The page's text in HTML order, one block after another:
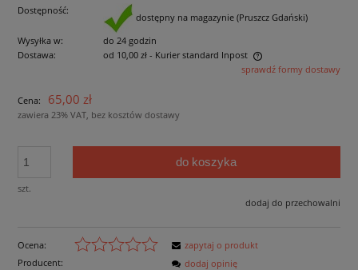
Dostępność:
dostępny na magazynie (Pruszcz Gdański)
Wysyłka w:
do 24 godzin
Dostawa:
od 10,00 zł - Kurier standard Inpost
Cena nie zawiera ewentualnych kosztów płatnościsprawdź formy dostawy
Cena: 65,00 zł
zawiera 23% VAT, bez kosztów dostawy
szt.
do koszyka
dodaj do przechowalni
Ocena:
Producent:
zapytaj o produkt
dodaj opinię